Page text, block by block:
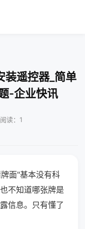
装遥控器_简单
-企业快讯
读：1
面"基本没有科
不知道哪张牌是
信息。只有懂了